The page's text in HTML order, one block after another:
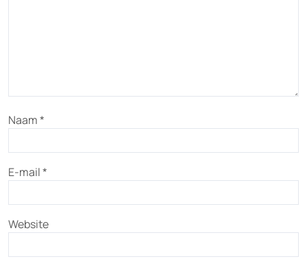
Naam*
E-mail*
Website